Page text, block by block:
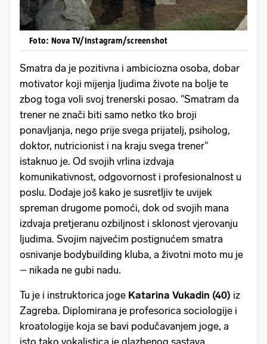
Foto: Nova TV/Instagram/screenshot
Smatra da je pozitivna i ambiciozna osoba, dobar
motivator koji mijenja ljudima živote na bolje te
zbog toga voli svoj trenerski posao. ''Smatram da
trener ne znači biti samo netko tko broji
ponavljanja, nego prije svega prijatelj, psiholog,
doktor, nutricionist i na kraju svega trener''
istaknuo je. Od svojih vrlina izdvaja
komunikativnost, odgovornost i profesionalnost u
poslu. Dodaje još kako je susretljiv te uvijek
spreman drugome pomoći, dok od svojih mana
izdvaja pretjeranu ozbiljnost i sklonost vjerovanju
ljudima. Svojim najvećim postignućem smatra
osnivanje bodybuilding kluba, a životni moto mu je
– nikada ne gubi nadu.
Tu je i instruktorica joge Katarina Vukadin (40) iz
Zagreba. Diplomirana je profesorica sociologije i
kroatologije koja se bavi podučavanjem joge, a
isto tako vokalistica je glazbenog sastava